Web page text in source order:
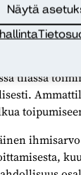
Näytä
rakentaa
lounaalla,
tilassa